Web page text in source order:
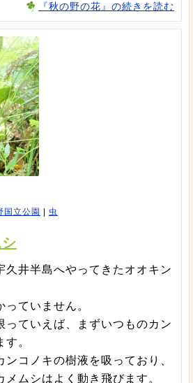
『秋の野の花』の続きを読む
国立公園 虫
久井半島へやってきたオオキン
ていません。
っていえば、まずいつものカン
。
コノキの樹液を吸っており、
メムシはよく動き飛びます。